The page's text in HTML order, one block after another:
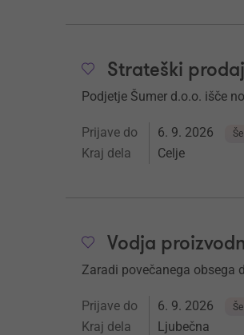
Strateški
Podjetje Šumer d.o.o. išče
Prijave do 6. 9. 2026
Kraj dela Celje
Vodja
Zaradi povečanega obsega
Prijave do 6. 9. 2026
Kraj dela Ljubečna